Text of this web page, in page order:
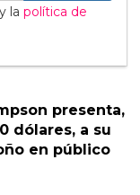
y la política de
presenta,
dólares, a su
en público